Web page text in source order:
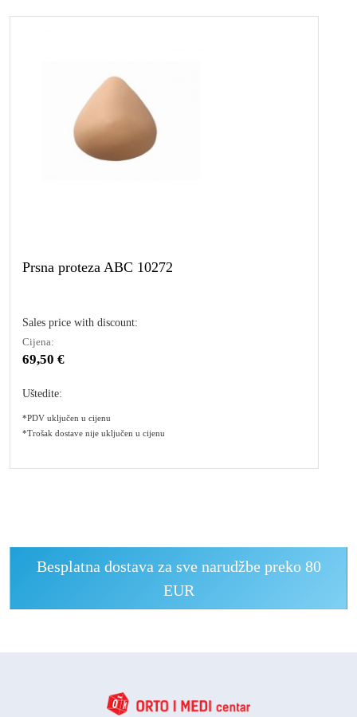
Prsna proteza ABC 10272
Sales price with discount:
Cijena:
69,50 €
Uštedite:
*PDV uključen u cijenu
*Trošak dostave nije uključen u cijenu
Besplatna dostava za sve narudžbe preko 80
EUR